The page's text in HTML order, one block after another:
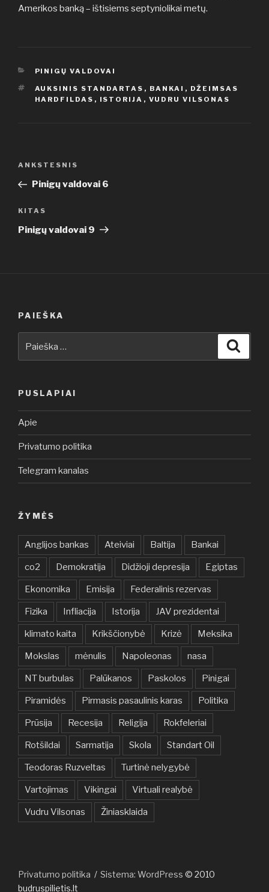
Amerikos banką – ištisiems septyniolikai metų.
KATEGORIJOS
PINIGŲ VALDOVAI
ŽYMOS
AUKSINIS STANDARTAS , BANKAI , DŽEIMSAS
HARDFILDAS , ISTORIJA , VUDRU VILSONAS
įrašų
Ankstesnis
įrašas
ANKSTESNIS
Pinigų valdovai 6
Kitas
įrašas
KITAS
Pinigų valdovai 9
PAIEŠKA
PUSLAPIAI
Apie
Privatumo politika
Telegram kanalas
ŽYMĖS
Anglijos bankas Ateiviai Baltija Bankai
co2 Demokratija Didžioji depresija Egiptas
Ekonomika Emisija Federalinis rezervas
Fizika Infliacija Istorija JAV prezidentai
klimato kaita Krikščionybė Krizė Meksika
Mokslas mėnulis Napoleonas nasa
NT burbulas Palūkanos Paskolos Pinigai
Piramidės Pirmasis pasaulinis karas Politika
Prūsija Recesija Religija Rokfeleriai
Rotšildai Sarmatija Skola Standart Oil
Teodoras Ruzveltas Turtinė nelygybė
Vartojimas Vikingai Virtuali realybė
Vudru Vilsonas Žiniasklaida
Privatumo politika Sistema: WordPress